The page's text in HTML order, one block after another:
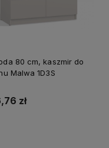
80 cm, kaszmir do
Malwa 1D3S
zł